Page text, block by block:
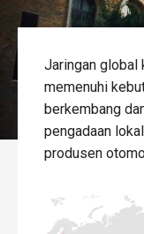
Jaringan global
memenuhi
berkembang
pengadaan
produsen